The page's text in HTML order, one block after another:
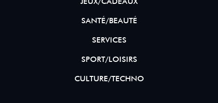
SANTÉ/BEAUTÉ
SERVICES
SPORT/LOISIRS
CULTURE/TECHNO